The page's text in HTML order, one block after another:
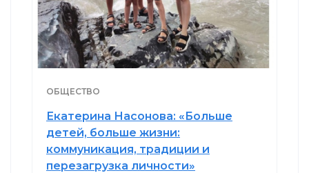
ОБЩЕСТВО
Екатерина Насонова: «Больше
детей, больше жизни:
коммуникация, традиции и
перезагрузка личности»